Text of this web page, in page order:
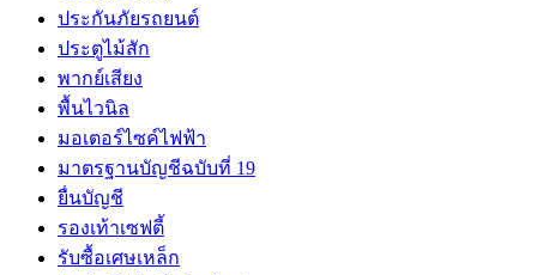
ประกันภัยรถยนต์
ประตูไม้สัก
พากย์เสียง
พื้นไวนิล
มอเตอร์ไซค์ไฟฟ้า
มาตรฐานบัญชีฉบับที่ 19
ยื่นบัญชี
รองเท้าเซฟตี้
รับซื้อเศษเหล็ก